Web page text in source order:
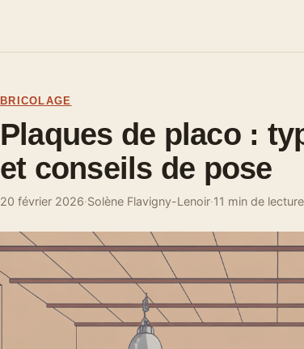
BRICOLAGE
Plaques de placo :
et conseils de pose
20 février 2026·Solène Flavigny-Lenoir·11 min de lecture